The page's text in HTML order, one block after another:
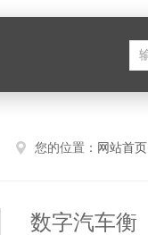
您的位置： 网站首页
数字汽车衡